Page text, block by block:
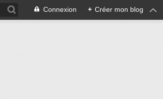
Connexion + Créer mon blog